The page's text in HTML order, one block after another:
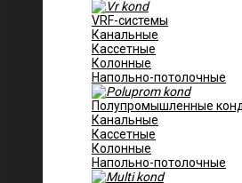
VRF-системы
Канальные
Касcетные
Колонные
Напольно-потолочные
Полупромышленные
Канальные
Кассетные
Колонные
Напольно-потолочные